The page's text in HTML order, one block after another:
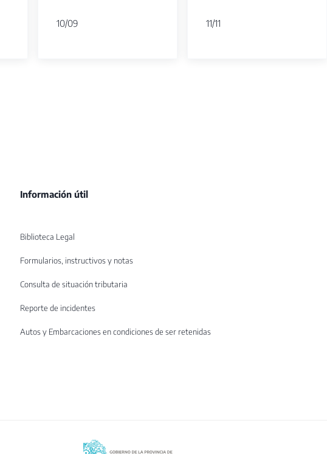
10/09 11/11
Información útil
Biblioteca Legal
Formularios, instructivos y notas
Consulta de situación tributaria
Reporte de incidentes
Autos y Embarcaciones en condiciones de ser retenidas